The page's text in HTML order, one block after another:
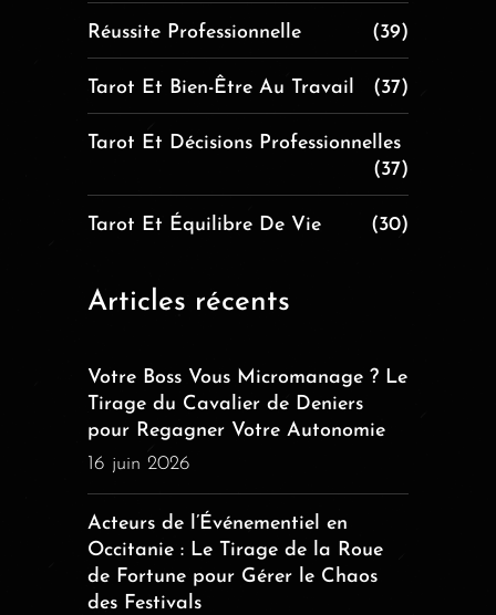
Réussite Professionnelle (39)
Tarot Et Bien-Être Au Travail (37)
Tarot Et Décisions Professionnelles
(37)
Tarot Et Équilibre De Vie (30)
Articles récents
Votre Boss Vous Micromanage ? Le
Tirage du Cavalier de Deniers
pour Regagner Votre Autonomie
16 juin 2026
Acteurs de l’Événementiel en
Occitanie : Le Tirage de la Roue
de Fortune pour Gérer le Chaos
des Festivals